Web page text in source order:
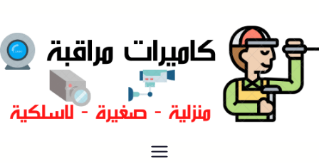
فني كاميرات مراقبة الكويت